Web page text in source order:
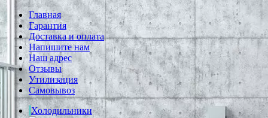
Главная
Гарантия
Доставка и оплата
Напишите нам
Наш адрес
Отзывы
Утилизация
Самовывоз
Холодильники